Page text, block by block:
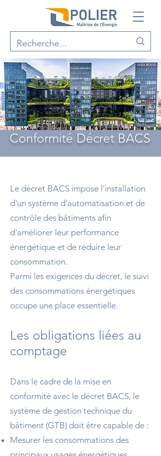
Conformité Décret BACS
Le décret BACS impose l'installation
d'un système d'automatisation et de
contrôle des bâtiments afin
d'améliorer leur performance
énergétique et de réduire leur
consommation.
Parmi les exigences du décret, le suivi
des consommations énergétiques
occupe une place essentielle.
Les obligations liées au
comptage
Dans le cadre de la mise en
conformité avec le décret BACS, le
système de gestion technique du
bâtiment (GTB) doit être capable de :
Mesurer les consommations des